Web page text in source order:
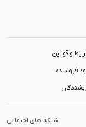
و قوانین
فروشنده
شبکه های اجتماعی